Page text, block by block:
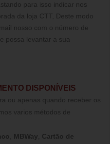
para isso indicar nos
da loja CTT, Deste modo
nosso com o número de
possa levantar a sua
DISPONÍVEIS
ou apenas quando receber os
varios métodos de
MBWay
Cartão de